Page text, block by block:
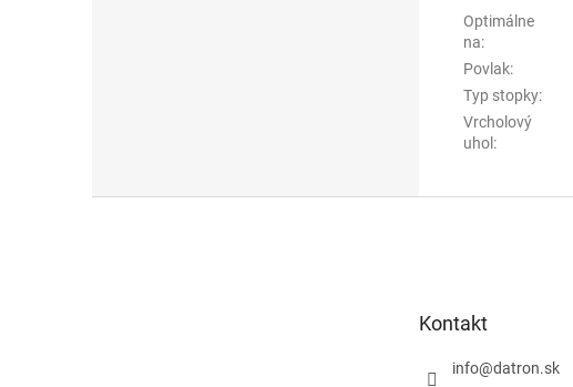
Optimálne
na:
Povlak:
Typ stopky:
Vrcholový
uhol :
Kontakt
info@datron.sk